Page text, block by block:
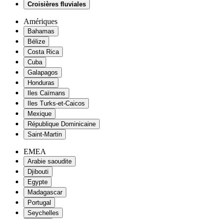
Croisières fluviales
Amériques
Bahamas
Bélize
Costa Rica
Cuba
Galapagos
Honduras
Iles Caïmans
Iles Turks-et-Caicos
Mexique
République Dominicaine
Saint-Martin
EMEA
Arabie saoudite
Djibouti
Egypte
Madagascar
Portugal
Seychelles